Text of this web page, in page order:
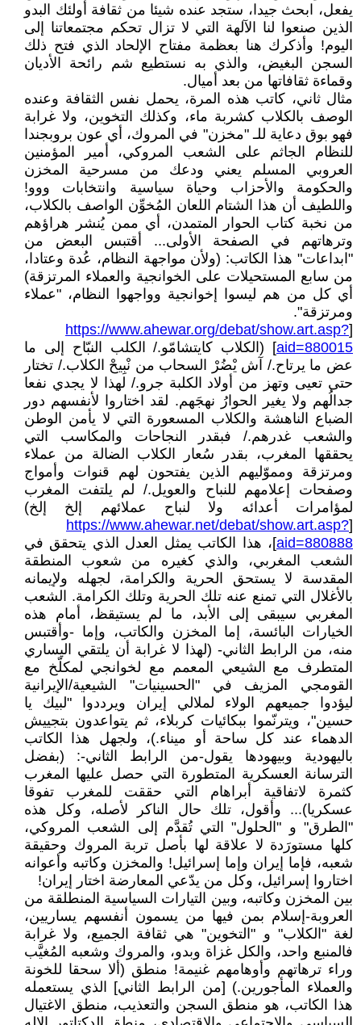
يفعل، ابحث جيدا، ستجد عنده شيئا من ثقافة أولئك البدو
الذين صنعوا لنا الآلهة التي لا تزال تحكم مجتمعاتنا إلى
اليوم! وأذكرك هنا بعظمة مفتاح الإلحاد الذي فتح ذلك
السجن البغيض، والذي به نستطيع شم رائحة الأديان
وقماءة ثقافاتها من بعد أميال.
مثال ثاني، كاتب هذه المرة، يحمل نفس الثقافة وعنده
الوصف بالكلاب كشربة ماء، وكذلك التخوين، ولا غرابة
فهو بوق دعاية للـ "مخزن" في المروك، أي عون بروبجندا
للنظام الجاثم على الشعب المروكي، أمير المؤمنين
العروبي المسلم يعني ودعك من مسرحية المخزن
والحكومة والأحزاب وحياة سياسية وانتخابات ووو!
واللطيف أن هذا الشتام اللعان المُخوِّن الواصف بالكلاب،
من نخبة كتاب الحوار المتمدن، أي ممن يُنشر هراؤهم
وترهاتهم في الصفحة الأولى... أقتبس البعض من
"ابداعات" هذا الكاتب: (ولأن مواجهة النظام، عُدة وعتادا،
من سابع المستحيلات على الخوانجية والعملاء المرتزقة)
أي كل من هم ليسوا إخوانجية وواجهوا النظام، "عملاء
ومرتزقة".
[
https://www.ahewar.org/debat/show.art.asp?
aid=880015] (الكلاب كايتشامّو./ الكلب النبّاح إلى ما
عض ما يرتاح./ آش يْضُرْ السحاب من نْبِيحْ الكلاب./ تختار
حتى تعيى وتهز من أولاد الكلبة جرو./ لهذا لا يجدي نفعا
جدالُهم ولا يغير الحوارُ نهجَهم. لقد اختاروا لأنفسهم دور
الضباع الناهشة والكلاب المسعورة التي لا يأمن الوطن
والشعب غدرهم./ فبقدر النجاحات والمكاسب التي
يحققها المغرب، بقدر سُعار الكلاب الضالة من عملاء
ومرتزقة ومموّليهم الذين يفتحون لهم قنوات وأمواج
وصفحات إعلامهم للنباح والعويل./ لم يلتفت المغرب
لمؤامرات أعدائه ولا لنباح عملائهم إلخ إلخ)
[
https://www.ahewar.net/debat/show.art.asp?
aid=880888]، هذا الكاتب يمثل العدل الذي يتحقق في
الشعب المغربي، والذي كغيره من شعوب المنطقة
المقدسة لا يستحق الحرية والكرامة، لجهله ولإيمانه
بالأغلال التي تمنع عنه تلك الحرية وتلك الكرامة. الشعب
المغربي سيبقى إلى الأبد، ما لم يستيقظ، أمام هذه
الخيارات البائسة، إما المخزن والكاتب، وإما -وأقتبس
منه، من الرابط الثاني- (لهذا لا غرابة أن يلتقي اليساري
المتطرف مع الشيعي المعمم مع لخوانجي لمكلّخ مع
القومجي المزيف في "الحسينيات" الشيعية/الإيرانية
ليؤدوا جميعهم الولاء لملالي إيران ويرددوا "لبيك يا
حسين"، ويترنّموا ببكائيات كربلاء، ثم يتواعدون بتجييش
الدهماء عند كل ساحة أو ميناء.)، ولجهل هذا الكاتب
باليهودية وبيهودها يقول-من الرابط الثاني-: (بفضل
الترسانة العسكرية المتطورة التي حصل عليها المغرب
كثمرة لاتفاقية أبراهام التي حققت للمغرب تفوقا
عسكريا)... وأقول، تلك حال الناكر لأصله، وكل هذه
"الطرق" و "الحلول" التي تُقدَّم إلى الشعب المروكي،
كلها مستورَدة لا علاقة لها بأصل تربة المروك وحقيقة
شعبه، فإما إيران وإما إسرائيل! والمخزن وكاتبه وأعوانه
اختاروا إسرائيل، وكل من يدّعي المعارضة اختار إيران!
بين المخزن وكاتبه، وبين التيارات السياسية المنطلقة من
العروبة-إسلام بمن فيها من يسمون أنفسهم يساريين،
لغة "الكلاب" و "التخوين" هي ثقافة الجميع، ولا غرابة
فالمنبع واحد، والكل غزاة وبدو، والمروك وشعبه المُغيَّب
وراء ترهاتهم وأوهامهم غنيمة! منطق (ألا سحقا للخونة
والعملاء المأجورين.) [من الرابط الثاني] الذي يستعمله
هذا الكاتب، هو منطق السجن والتعذيب، منطق الاغتيال